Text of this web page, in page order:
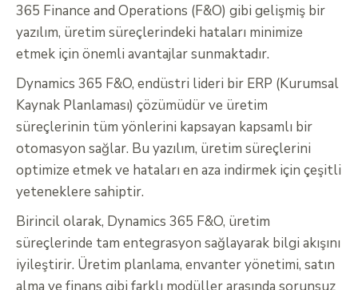
365 Finance and Operations (F&O) gibi gelişmiş bir
yazılım, üretim süreçlerindeki hataları minimize
etmek için önemli avantajlar sunmaktadır.
Dynamics 365 F&O, endüstri lideri bir ERP (Kurumsal
Kaynak Planlaması) çözümüdür ve üretim
süreçlerinin tüm yönlerini kapsayan kapsamlı bir
otomasyon sağlar. Bu yazılım, üretim süreçlerini
optimize etmek ve hataları en aza indirmek için çeşitli
yeteneklere sahiptir.
Birincil olarak, Dynamics 365 F&O, üretim
süreçlerinde tam entegrasyon sağlayarak bilgi akışını
iyileştirir. Üretim planlama, envanter yönetimi, satın